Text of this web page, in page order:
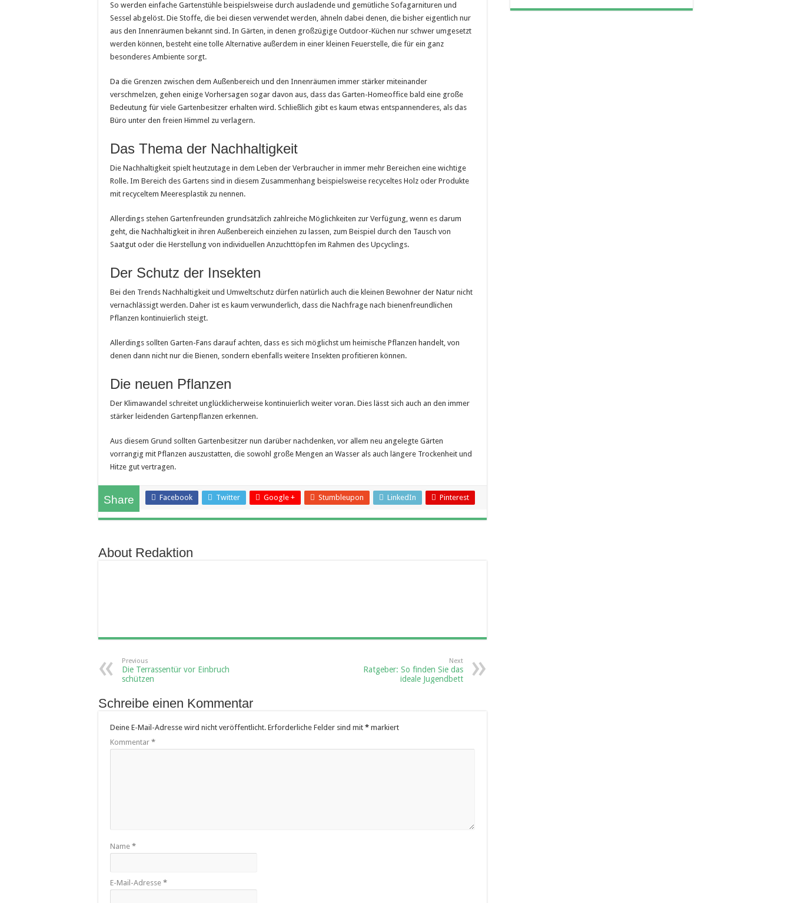
So werden einfache Gartenstühle beispielsweise durch ausladende und gemütliche Sofagarnituren und
Sessel abgelöst. Die Stoffe, die bei diesen verwendet werden, ähneln dabei denen, die bisher eigentlich nur
aus den Innenräumen bekannt sind. In Gärten, in denen großzügige Outdoor-Küchen nur schwer umgesetzt
werden können, besteht eine tolle Alternative außerdem in einer kleinen Feuerstelle, die für ein ganz
besonderes Ambiente sorgt.
Da die Grenzen zwischen dem Außenbereich und den Innenräumen immer stärker miteinander
verschmelzen, gehen einige Vorhersagen sogar davon aus, dass das Garten-Homeoffice bald eine große
Bedeutung für viele Gartenbesitzer erhalten wird. Schließlich gibt es kaum etwas entspannenderes, als das
Büro unter den freien Himmel zu verlagern.
Das Thema der Nachhaltigkeit
Die Nachhaltigkeit spielt heutzutage in dem Leben der Verbraucher in immer mehr Bereichen eine wichtige
Rolle. Im Bereich des Gartens sind in diesem Zusammenhang beispielsweise recyceltes Holz oder Produkte
mit recyceltem Meeresplastik zu nennen.
Allerdings stehen Gartenfreunden grundsätzlich zahlreiche Möglichkeiten zur Verfügung, wenn es darum
geht, die Nachhaltigkeit in ihren Außenbereich einziehen zu lassen, zum Beispiel durch den Tausch von
Saatgut oder die Herstellung von individuellen Anzuchttöpfen im Rahmen des Upcyclings.
Der Schutz der Insekten
Bei den Trends Nachhaltigkeit und Umweltschutz dürfen natürlich auch die kleinen Bewohner der Natur nicht
vernachlässigt werden. Daher ist es kaum verwunderlich, dass die Nachfrage nach bienenfreundlichen
Pflanzen kontinuierlich steigt.
Allerdings sollten Garten-Fans darauf achten, dass es sich möglichst um heimische Pflanzen handelt, von
denen dann nicht nur die Bienen, sondern ebenfalls weitere Insekten profitieren können.
Die neuen Pflanzen
Der Klimawandel schreitet unglücklicherweise kontinuierlich weiter voran. Dies lässt sich auch an den immer
stärker leidenden Gartenpflanzen erkennen.
Aus diesem Grund sollten Gartenbesitzer nun darüber nachdenken, vor allem neu angelegte Gärten
vorrangig mit Pflanzen auszustatten, die sowohl große Mengen an Wasser als auch längere Trockenheit und
Hitze gut vertragen.
Share Facebook Twitter Google + Stumbleupon LinkedIn Pinterest
About Redaktion
Previous
Die Terrassentür vor Einbruch
schützen
Next
Ratgeber: So finden Sie das
ideale Jugendbett
Schreibe einen Kommentar
Deine E-Mail-Adresse wird nicht veröffentlicht. Erforderliche Felder sind mit * markiert
Kommentar *
Name *
E-Mail-Adresse *